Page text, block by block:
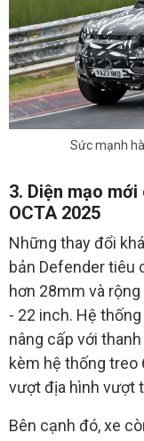
Sức mạnh
3. Diện mạo
OCTA 2025
Những thay đổi
bản Defender tiêu
hơn 28mm và
- 22 inch. Hệ
nâng cấp với
kèm hệ thống treo
vượt địa hình vượt
Bên cạnh đó, xe